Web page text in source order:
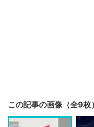
この記事の画像（全9枚）